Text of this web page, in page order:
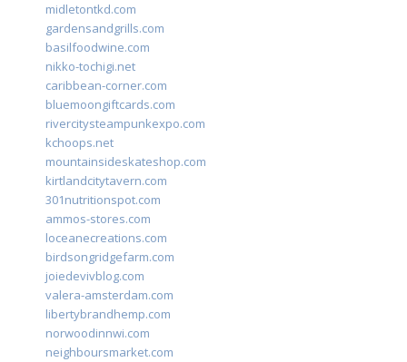
midletontkd.com
gardensandgrills.com
basilfoodwine.com
nikko-tochigi.net
caribbean-corner.com
bluemoongiftcards.com
rivercitysteampunkexpo.com
kchoops.net
mountainsideskateshop.com
kirtlandcitytavern.com
301nutritionspot.com
ammos-stores.com
loceanecreations.com
birdsongridgefarm.com
joiedevivblog.com
valera-amsterdam.com
libertybrandhemp.com
norwoodinnwi.com
neighboursmarket.com